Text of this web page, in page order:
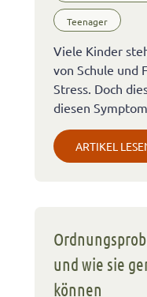
Teenager
Viele Kinder
von Schule und
Stress. Doch
diesen
ARTIKEL
und wie sie
können